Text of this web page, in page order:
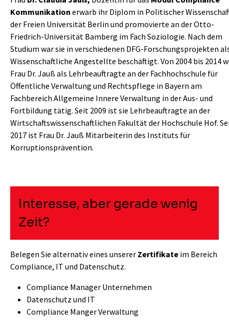
Kommunikation erwarb ihr Diplom in Politischer
der Freien Universität Berlin und promovierte an der Otto-
Friedrich-Universität Bamberg im Fach Soziologie. Nach dem
Studium war sie in verschiedenen DFG-Forschungsprojekten
Wissenschaftliche Angestellte beschäftigt. Von 2004 bis 2014
Frau Dr. Jauß als Lehrbeauftragte an der Fachhochschule für
Öffentliche Verwaltung und Rechtspflege in Bayern am
Fachbereich Allgemeine Innere Verwaltung in der Aus- und
Fortbildung tätig. Seit 2009 ist sie Lehrbeauftragte an der
Wirtschaftswissenschaftlichen Fakultät der Hochschule Hof.
2017 ist Frau Dr. Jauß Mitarbeiterin des Instituts für
Korruptionsprävention.
Interesse, aber gerade wenig
Zeit?
Belegen Sie alternativ eines unserer Zertifikate im Bereich
Compliance, IT und Datenschutz.
Compliance Manager Unternehmen
Datenschutz und IT
Compliance Manger Verwaltung